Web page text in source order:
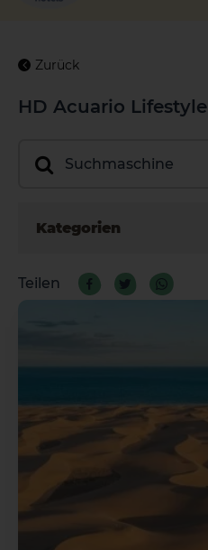
Zurück
HD Acuario Lifestyle
Kategorien
Teilen